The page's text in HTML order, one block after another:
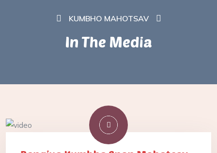
KUMBHO MAHOTSAV
In The Media